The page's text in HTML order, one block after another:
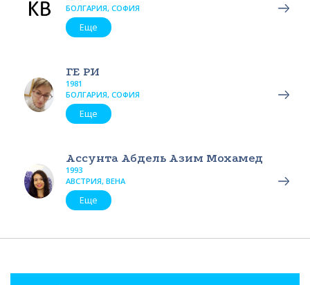
БОЛГАРИЯ, СОФИЯ
Еще
ГЕ РИ
1981
БОЛГАРИЯ, СОФИЯ
Еще
Ассунта Абдель Азим Мохамед
1993
АВСТРИЯ, ВЕНА
Еще